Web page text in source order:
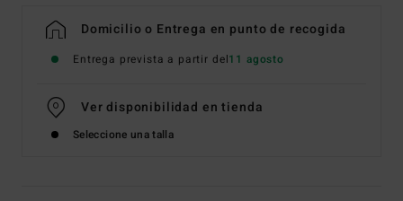
Domicilio o Entrega en punto de recogida
Entrega prevista a partir del11 agosto
Ver disponibilidad en tienda
Seleccione una talla